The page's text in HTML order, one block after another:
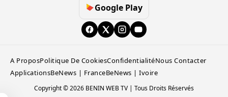
Google Play
A ProposPolitique De CookiesConfidentialitéNous Contacter
ApplicationsBeNews | FranceBeNews | Ivoire
Copyright © 2026 BENIN WEB TV | Tous Droits Réservés